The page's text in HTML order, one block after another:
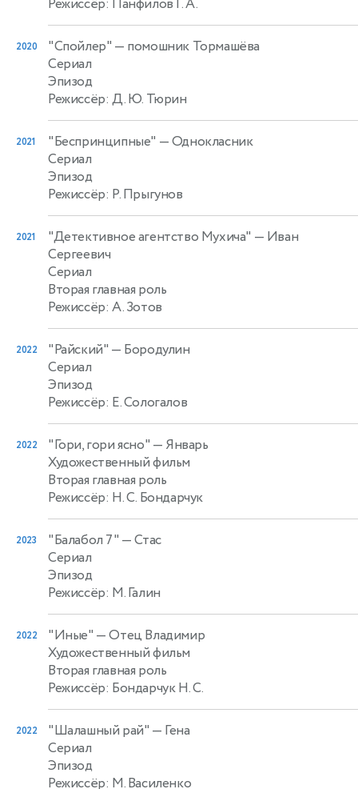
2020 "Спойлер" — помошник Тормашёва
Сериал
Эпизод
Режиссёр: Д. Ю. Тюрин
2021 "Беспринципные" — Однокласник
Сериал
Эпизод
Режиссёр: Р. Прыгунов
2021 "Детективное агентство Мухича" — Иван
Сергеевич
Сериал
Вторая главная роль
Режиссёр: А. Зотов
2022 "Райский" — Бородулин
Сериал
Эпизод
Режиссёр: Е. Сологалов
2022 "Гори, гори ясно" — Январь
Художественный фильм
Вторая главная роль
Режиссёр: Н. С. Бондарчук
2023 "Балабол 7" — Стас
Сериал
Эпизод
Режиссёр: М. Галин
2022 "Иные" — Отец Владимир
Художественный фильм
Вторая главная роль
Режиссёр: Бондарчук Н. С.
2022 "Шалашный рай" — Гена
Сериал
Эпизод
Режиссёр: М. Василенко